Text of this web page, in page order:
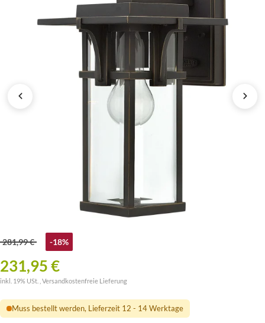
281,99 € -18%
231,95 €
inkl. 19% USt. , Versandkostenfreie Lieferung
Muss bestellt werden, Lieferzeit 12 - 14 Werktage